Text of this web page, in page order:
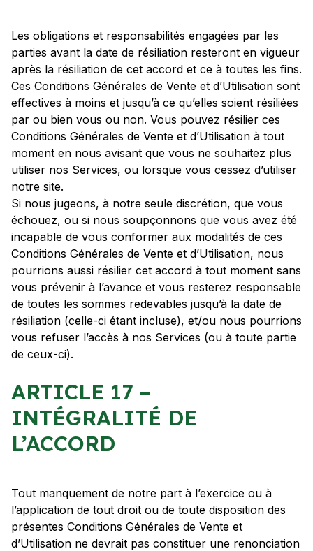
Les obligations et responsabilités engagées par les
parties avant la date de résiliation resteront en vigueur
après la résiliation de cet accord et ce à toutes les fins.
Ces Conditions Générales de Vente et d’Utilisation sont
effectives à moins et jusqu’à ce qu’elles soient résiliées
par ou bien vous ou non. Vous pouvez résilier ces
Conditions Générales de Vente et d’Utilisation à tout
moment en nous avisant que vous ne souhaitez plus
utiliser nos Services, ou lorsque vous cessez d’utiliser
notre site.
Si nous jugeons, à notre seule discrétion, que vous
échouez, ou si nous soupçonnons que vous avez été
incapable de vous conformer aux modalités de ces
Conditions Générales de Vente et d’Utilisation, nous
pourrions aussi résilier cet accord à tout moment sans
vous prévenir à l’avance et vous resterez responsable
de toutes les sommes redevables jusqu’à la date de
résiliation (celle-ci étant incluse), et/ou nous pourrions
vous refuser l’accès à nos Services (ou à toute partie
de ceux-ci).
ARTICLE 17 –
INTÉGRALITÉ DE
L’ACCORD
Tout manquement de notre part à l’exercice ou à
l’application de tout droit ou de toute disposition des
présentes Conditions Générales de Vente et
d’Utilisation ne devrait pas constituer une renonciation